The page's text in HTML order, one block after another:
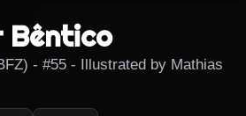
- #55 - Illustrated by Mathias